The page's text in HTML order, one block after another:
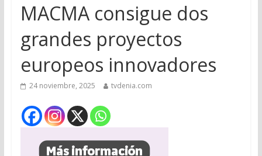
MACMA consigue dos
grandes proyectos
europeos innovadores
24 noviembre, 2025 tvdenia.com